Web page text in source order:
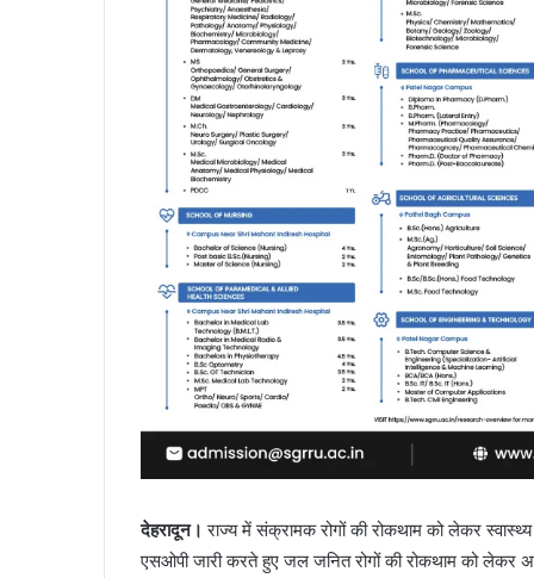
देहरादून। राज्य में संक्रामक रोगों की रोकथाम को लेकर
एसओपी जारी करते हुए जल जनित रोगों की रोकथाम को लेकर